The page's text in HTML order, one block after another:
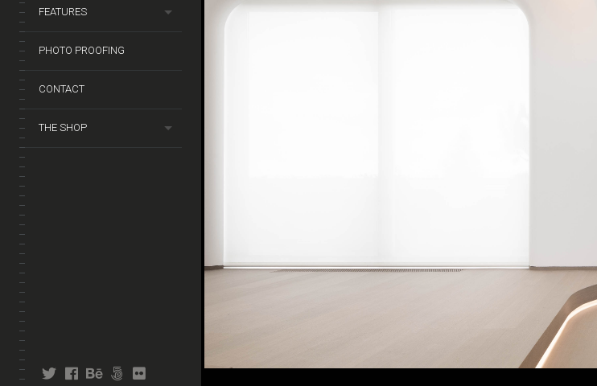
FEATURES
PHOTO PROOFING
CONTACT
THE SHOP
twitterfacebook
behancefivehundredpx